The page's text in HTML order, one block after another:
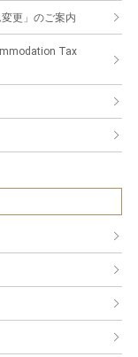
更」のご案内
Tax